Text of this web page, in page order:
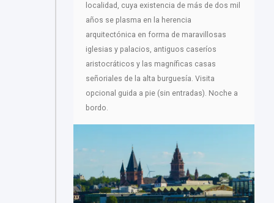
localidad, cuya existencia de más de dos mil
años se plasma en la herencia
arquitectónica en forma de maravillosas
iglesias y palacios, antiguos caseríos
aristocráticos y las magníficas casas
señoriales de la alta burguesía. Visita
opcional guida a pie (sin entradas). Noche a
bordo.